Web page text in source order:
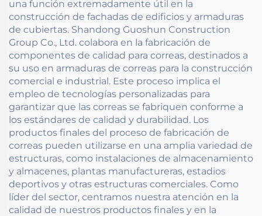
una función extremadamente útil en la
construcción de fachadas de edificios y armaduras
de cubiertas. Shandong Guoshun Construction
Group Co., Ltd. colabora en la fabricación de
componentes de calidad para correas, destinados a
su uso en armaduras de correas para la construcción
comercial e industrial. Este proceso implica el
empleo de tecnologías personalizadas para
garantizar que las correas se fabriquen conforme a
los estándares de calidad y durabilidad. Los
productos finales del proceso de fabricación de
correas pueden utilizarse en una amplia variedad de
estructuras, como instalaciones de almacenamiento
y almacenes, plantas manufactureras, estadios
deportivos y otras estructuras comerciales. Como
líder del sector, centramos nuestra atención en la
calidad de nuestros productos finales y en la